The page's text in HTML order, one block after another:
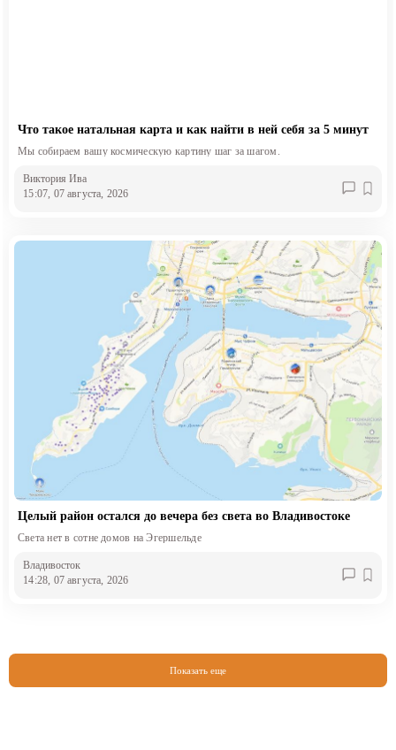
Что такое натальная карта и как найти в ней себя за 5 минут
Мы собираем вашу космическую картину шаг за шагом.
Виктория Ива
15:07, 07 августа, 2026
Целый район остался до вечера без света во Владивостоке
Света нет в сотне домов на Эгершельде
Владивосток
14:28, 07 августа, 2026
Показать еще